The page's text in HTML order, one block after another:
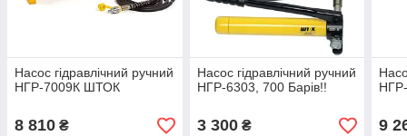
Насос гідравлічний ручний
НГР-7009К ШТОК
8 810 ₴
Насос гідравлічний ручний
НГР-6303, 700 Барів!!
3 300₴ 9